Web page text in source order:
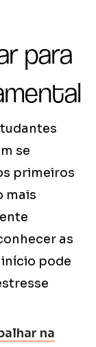
para
se
primeiros
mais
as
pode
na